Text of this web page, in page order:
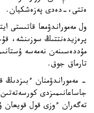
ەتتى،-دەدى پەزەشكيان.
ول مەموراندۋمعا قاتىستى
پرەزيدەنتتىڭ سوزىنشە،
مۇددەسىنەن نەمەسە
تارماق جوق.
- مەموراندۋمنان ءبىزدىڭ
جاساعانىمىزدى
تەگەران ءوزى قول